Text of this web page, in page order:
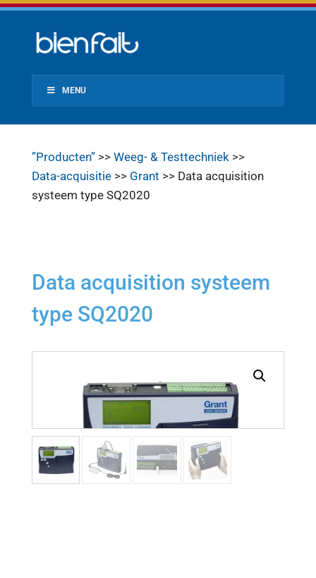
MENU
”Producten”>> Weeg- & Testtechniek>>
Data-acquisitie>> Grant >> Data acquisition
systeem type SQ2020
Data acquisition systeem
type SQ2020